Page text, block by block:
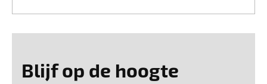
Blijf op de hoogte